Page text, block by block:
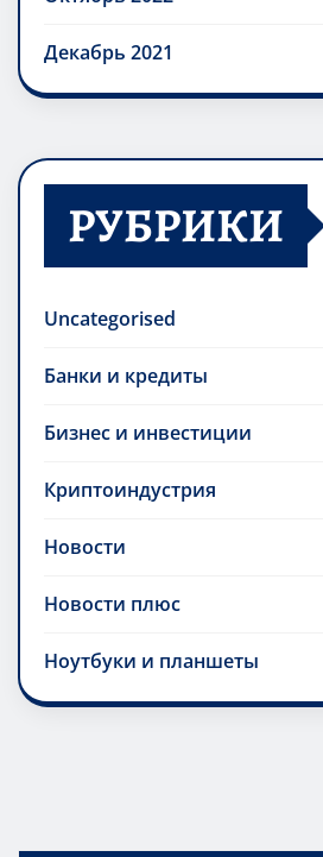
Декабрь 2021
РУБРИКИ
Uncategorised
Банки и кредиты
Бизнес и инвестиции
Криптоиндустрия
Новости
Новости плюс
Ноутбуки и планшеты